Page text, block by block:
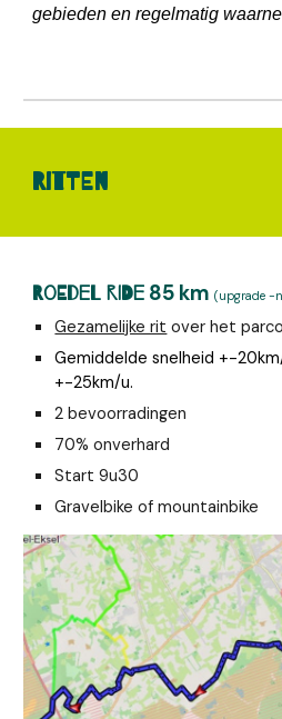
gebieden en regelmatig
RiTTen
Roedel Ride 85 km(upgrade -
Gezamelijke rit over het
Gemiddelde snelheid +-
+-25km/u.
2 bevoorradingen
70% onverhard
Start9u30
Gravelbike of mountainbike